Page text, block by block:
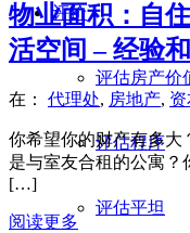
评价
评估房产价
评估程序
评估平坦
物业面积：自
活空间 – 经验
在： 代理处, 房地产,
你希望你的财产有多大
是与室友合租的公寓？
[…]
阅读更多